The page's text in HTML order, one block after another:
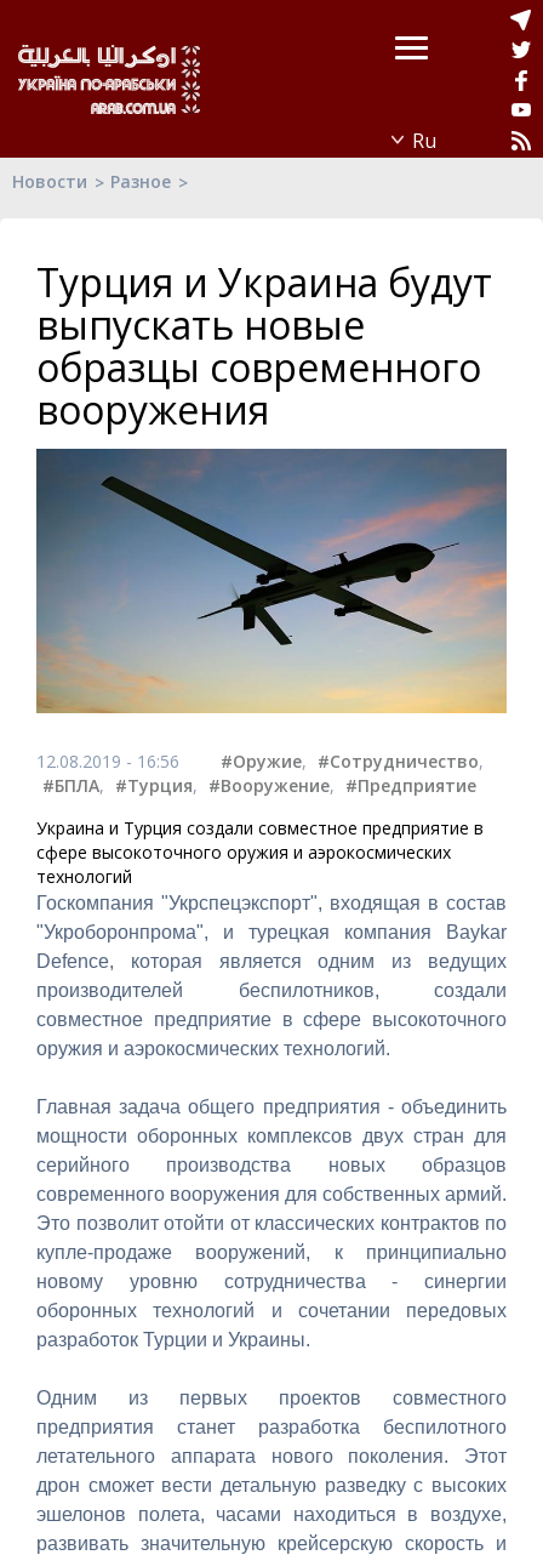
Новости Разное
Турция и Украина будут
выпускать новые
образцы современного
вооружения
12.08.2019 - 16:56 #Оружие, #Сотрудничество,
#БПЛА, #Турция, #Вооружение, #Предприятие
Украина и Турция создали совместное предприятие в
сфере высокоточного оружия и аэрокосмических
технологий
Госкомпания "Укрспецэкспорт", входящая в состав
"Укроборонпрома", и турецкая компания Baykar
Defence, которая является одним из ведущих
производителей беспилотников, создали
совместное предприятие в сфере высокоточного
оружия и аэрокосмических технологий.
Главная задача общего предприятия - объединить
мощности оборонных комплексов двух стран для
серийного производства новых образцов
современного вооружения для собственных армий.
Это позволит отойти от классических контрактов по
купле-продаже вооружений, к принципиально
новому уровню сотрудничества - синергии
оборонных технологий и сочетании передовых
разработок Турции и Украины.
Одним из первых проектов совместного
предприятия станет разработка беспилотного
летательного аппарата нового поколения. Этот
дрон сможет вести детальную разведку с высоких
эшелонов полета, часами находиться в воздухе,
развивать значительную крейсерскую скорость и